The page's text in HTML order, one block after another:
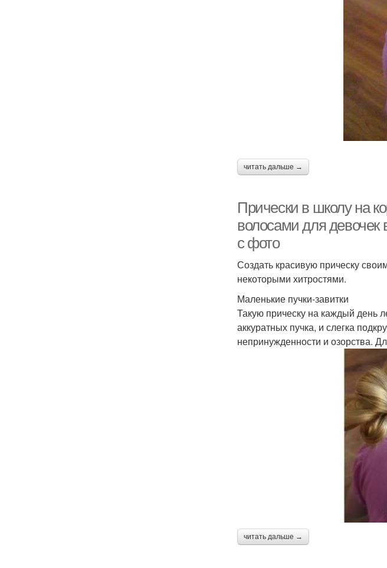
читать дальше →
Прически в школу на
волосами для девочек
с фото
Создать красивую прическу
некоторыми хитростями.
Маленькие пучки-завитки
Такую прическу на каждый день
аккуратных пучка, и слегка
непринужденности и озорства.
читать дальше →